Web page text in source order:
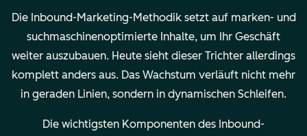
Die Inbound-Marketing-Methodik setzt auf marken- und
suchmaschinenoptimierte Inhalte, um Ihr Geschäft
weiter auszubauen. Heute sieht dieser Trichter allerdings
komplett anders aus. Das Wachstum verläuft nicht mehr
in geraden Linien, sondern in dynamischen Schleifen.
Die wichtigsten Komponenten des Inbound-